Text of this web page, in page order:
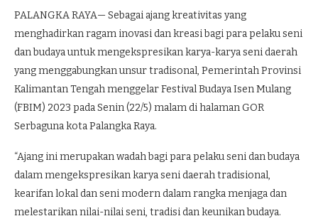
PALANGKA RAYA— Sebagai ajang kreativitas yang
menghadirkan ragam inovasi dan kreasi bagi para pelaku seni
dan budaya untuk mengekspresikan karya-karya seni daerah
yang menggabungkan unsur tradisonal, Pemerintah Provinsi
Kalimantan Tengah menggelar Festival Budaya Isen Mulang
(FBIM) 2023 pada Senin (22/5) malam di halaman GOR
Serbaguna kota Palangka Raya.
“Ajang ini merupakan wadah bagi para pelaku seni dan budaya
dalam mengekspresikan karya seni daerah tradisional,
kearifan lokal dan seni modern dalam rangka menjaga dan
melestarikan nilai-nilai seni, tradisi dan keunikan budaya.